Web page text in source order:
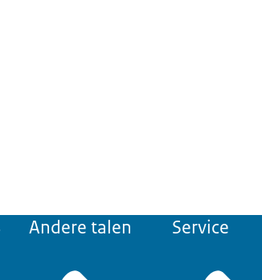
Andere talen Service